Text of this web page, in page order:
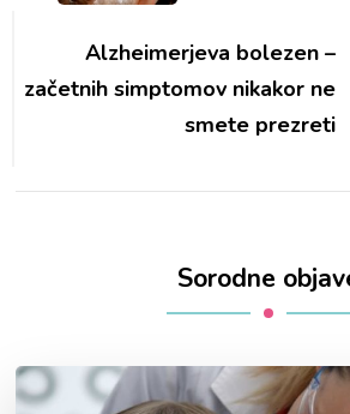
Alzheimerjeva bolezen –
začetnih simptomov nikakor ne
smete prezreti
Sorodne